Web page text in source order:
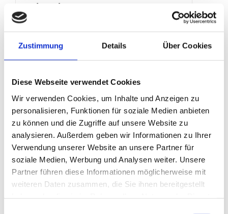
Zustimmung Details Über Cookies
Diese Webseite verwendet Cookies
Wir verwenden Cookies, um Inhalte und Anzeigen zu
personalisieren, Funktionen für soziale Medien anbieten
zu können und die Zugriffe auf unsere Website zu
analysieren. Außerdem geben wir Informationen zu Ihrer
Verwendung unserer Website an unsere Partner für
soziale Medien, Werbung und Analysen weiter. Unsere
Partner führen diese Informationen möglicherweise mit
weiteren Daten zusammen, die Sie ihnen bereitgestellt
Haltverbot
Produktdetails